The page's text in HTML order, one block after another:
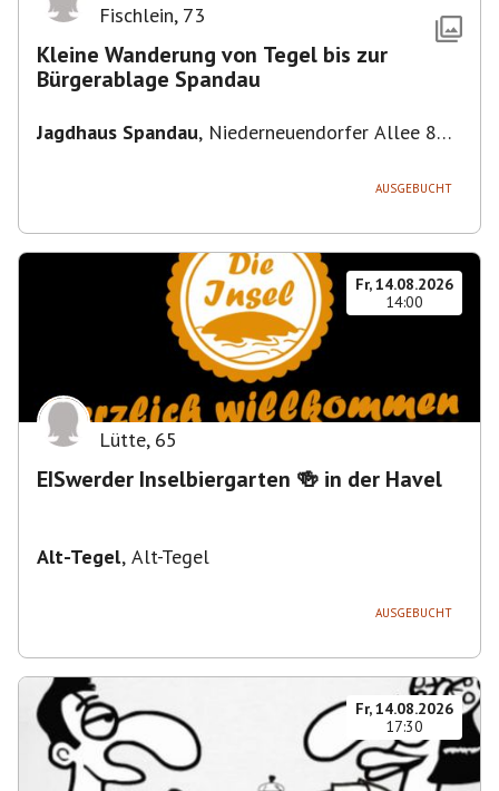
Fischlein, 73
Kleine Wanderung von Tegel bis zur
Bürgerablage Spandau
Jagdhaus Spandau, Niederneuendorfer Allee 80,
AUSGEBUCHT
Fr, 14.08.2026
14:00
Lütte, 65
EISwerder Inselbiergarten 🍻 in der Havel
Alt-Tegel, Alt-Tegel
AUSGEBUCHT
Fr, 14.08.2026
17:30